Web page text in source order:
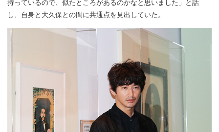
持っているので、似たところがあるのかなと思いました」と話
し、自身と大久保との間に共通点を見出していた。